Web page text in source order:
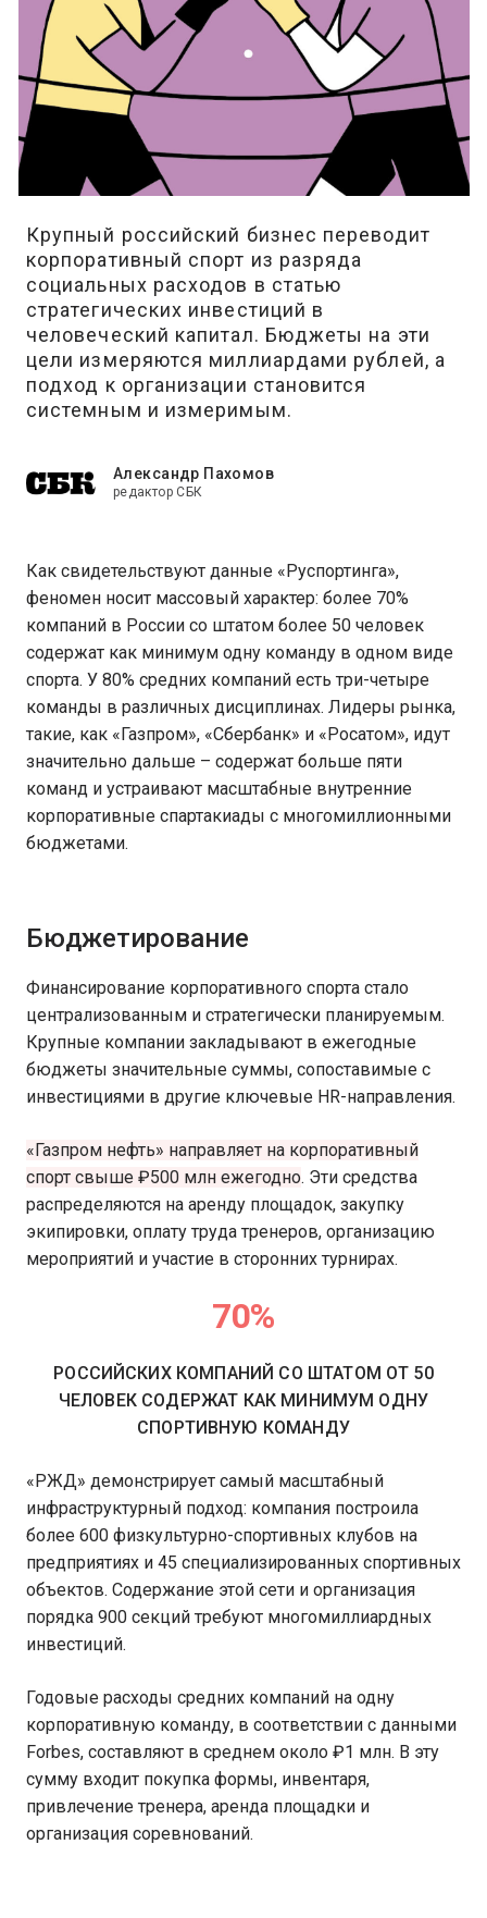
Крупный российский бизнес переводит
корпоративный спорт из разряда
социальных расходов в статью
стратегических инвестиций в
человеческий капитал. Бюджеты на эти
цели измеряются миллиардами рублей, а
подход к организации становится
системным и измеримым.
Александр Пахомов
редактор СБК
Как свидетельствуют данные «Руспортинга»,
феномен носит массовый характер: более 70%
компаний в России со штатом более 50 человек
содержат как минимум одну команду в одном виде
спорта. У 80% средних компаний есть три-четыре
команды в различных дисциплинах. Лидеры рынка,
такие, как «Газпром», «Сбербанк» и «Росатом», идут
значительно дальше – содержат больше пяти
команд и устраивают масштабные внутренние
корпоративные спартакиады с многомиллионными
бюджетами.
Бюджетирование
Финансирование корпоративного спорта стало
централизованным и стратегически планируемым.
Крупные компании закладывают в ежегодные
бюджеты значительные суммы, сопоставимые с
инвестициями в другие ключевые HR-направления.
«Газпром нефть» направляет на корпоративный
спорт свыше ₽500 млн ежегодно. Эти средства
распределяются на аренду площадок, закупку
экипировки, оплату труда тренеров, организацию
мероприятий и участие в сторонних турнирах.
70%
РОССИЙСКИХ КОМПАНИЙ СО ШТАТОМ ОТ 50
ЧЕЛОВЕК СОДЕРЖАТ КАК МИНИМУМ ОДНУ
СПОРТИВНУЮ КОМАНДУ
«РЖД» демонстрирует самый масштабный
инфраструктурный подход: компания построила
более 600 физкультурно-спортивных клубов на
предприятиях и 45 специализированных спортивных
объектов. Содержание этой сети и организация
порядка 900 секций требуют многомиллиардных
инвестиций.
Годовые расходы средних компаний на одну
корпоративную команду, в соответствии с данными
Forbes, составляют в среднем около ₽1 млн. В эту
сумму входит покупка формы, инвентаря,
привлечение тренера, аренда площадки и
организация соревнований.